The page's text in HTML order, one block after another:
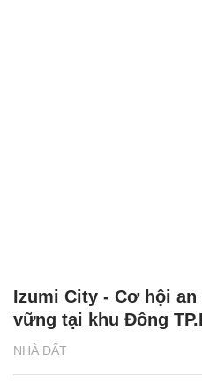
NHÀ ĐẤT
Izumi City - Cơ hội
vững tại khu Đông